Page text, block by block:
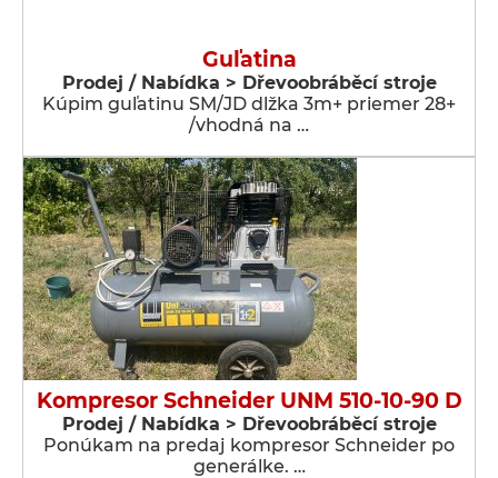
Guľatina
Prodej / Nabídka > Dřevoobráběcí stroje
Kúpim guľatinu SM/JD dlžka 3m+ priemer 28+
/vhodná na …
Kompresor Schneider UNM 510-10-90 D
Prodej / Nabídka > Dřevoobráběcí stroje
Ponúkam na predaj kompresor Schneider po
generálke. …